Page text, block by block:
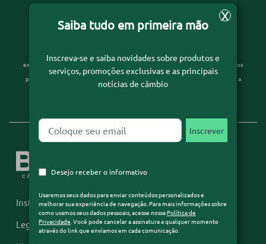
Institucional
Legislação
Desejo receber o informativo
experiência de navegação. Para mais informações sobre como usamos seus dados
pessoais, acesse nossa Política de Privacidade. Você pode cancelar a assinatura a
X
Saiba tudo em primeira mão
Inscreva-se e saiba novidades sobre produtos e
serviços, promoções exclusivas e as principais
notícias de câmbio
Desejo receber o informativo
Usaremos seus dados para enviar conteúdos personalizados e
melhorar sua experiência de navegação. Para mais informações sobre
como usamos seus dados pessoais, acesse nossaPolítica de
Privacidade. Você pode cancelar a assinatura a qualquer momento
através do link que enviamos em cada comunicação.